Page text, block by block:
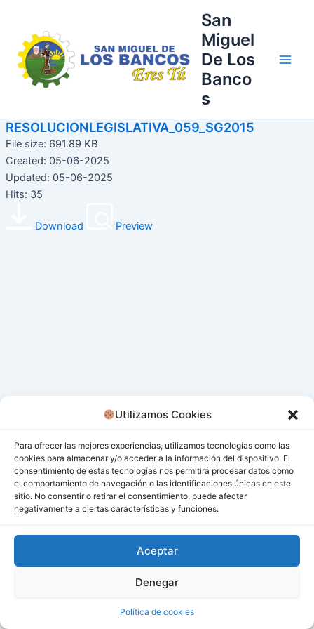
Utilizamos Cookies
Para ofrecer las mejores experiencias, utilizamos tecnologías como las
cookies para almacenar y/o acceder a la información del dispositivo. El
consentimiento de estas tecnologías nos permitirá procesar datos como
el comportamiento de navegación o las identificaciones únicas en este
sitio. No consentir o retirar el consentimiento, puede afectar
negativamente a ciertas características y funciones.
Aceptar
Denegar
Política de cookies
contenido
San
Miguel
De Los
Banco
s
RESOLUCIONLEGISLATIVA_059_SG2015
File size: 691.89 KB
Created: 05-06-2025
Updated: 05-06-2025
Hits: 35
Download Preview
Todos los derechos © 2026 San Miguel De Los Bancos |